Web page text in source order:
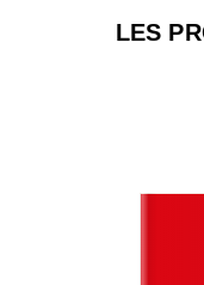
LES